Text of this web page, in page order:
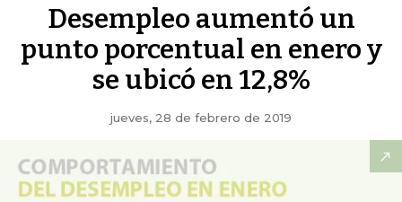
Desempleo aumentó un
punto porcentual en enero y
se ubicó en 12,8%
jueves, 28 de febrero de 2019